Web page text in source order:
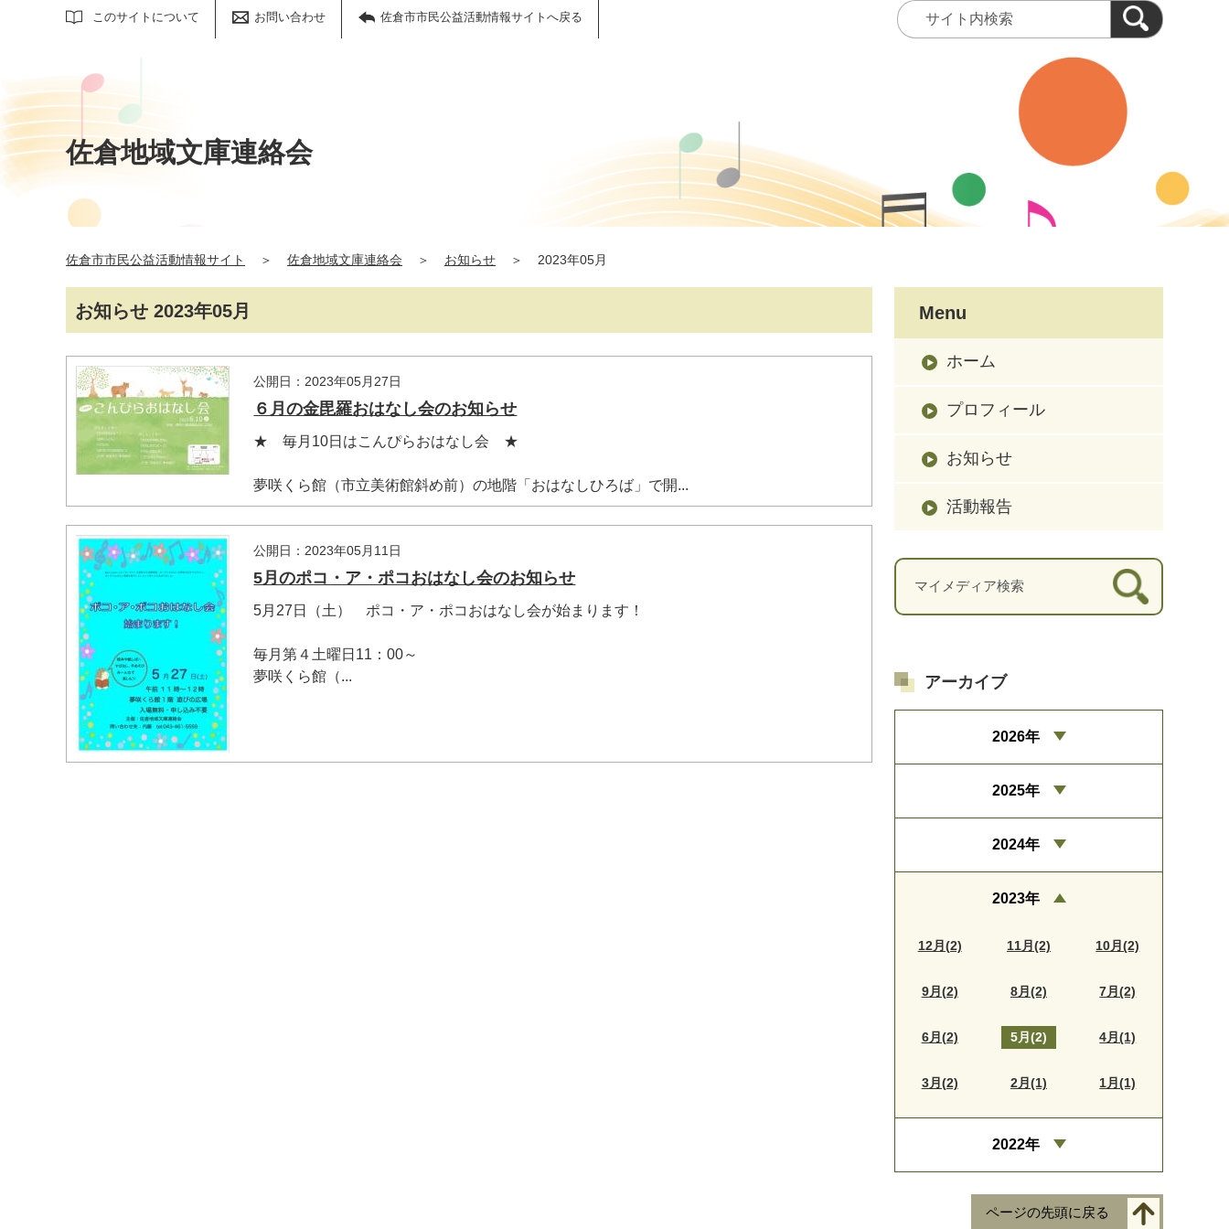
このサイトについて お問い合わせ 佐倉市市民公益活動情報サイトへ戻る
サイト内検索
佐倉地域文庫連絡会
佐倉市市民公益活動情報サイト ＞ 佐倉地域文庫連絡会 ＞ お知らせ ＞ 2023年05月
お知らせ 2023年05月
公開日：2023年05月27日
６月の金毘羅おはなし会のお知らせ
★ 毎月10日はこんぴらおはなし会 ★
夢咲くら館（市立美術館斜め前）の地階「おはなしひろば」で開...
公開日：2023年05月11日
5月のポコ・ア・ポコおはなし会のお知らせ
5月27日（土） ポコ・ア・ポコおはなし会が始まります！
毎月第４土曜日11：00～
夢咲くら館（...
Menu
ホーム
プロフィール
お知らせ
活動報告
マイメディア検索
アーカイブ
2026年
2025年
2024年
2023年
12月(2) 11月(2) 10月(2)
9月(2) 8月(2) 7月(2)
6月(2) 5月(2) 4月(1)
3月(2) 2月(1) 1月(1)
2022年
ページの先頭に戻る